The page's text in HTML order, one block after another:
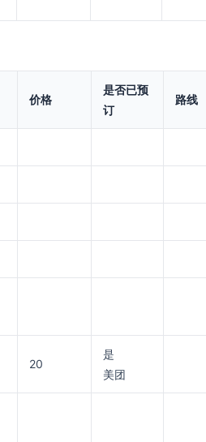
价格
是否已预
订
路线
20
是
美团